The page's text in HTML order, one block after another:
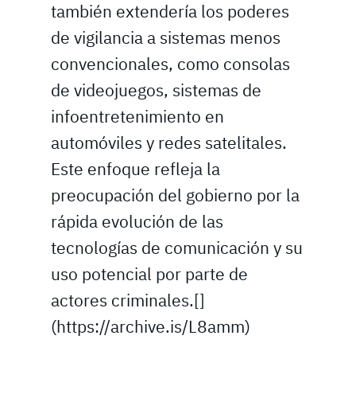
también extendería los poderes
de vigilancia a sistemas menos
convencionales, como consolas
de videojuegos, sistemas de
infoentretenimiento en
automóviles y redes satelitales.
Este enfoque refleja la
preocupación del gobierno por la
rápida evolución de las
tecnologías de comunicación y su
uso potencial por parte de
actores criminales.[]
(https://archive.is/L8amm)